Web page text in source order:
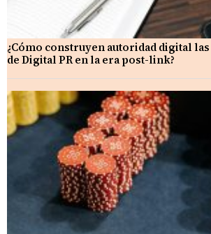
¿Cómo construyen autoridad digital
de Digital PR en la era post-link?